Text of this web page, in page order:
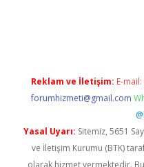
Reklam ve İletişim: E-mail:
forumhizmeti@gmail.com
Yasal Uyarı: Sitemiz, 5651
ve İletişim Kurumu (BTK)
olarak hizmet vermektedir.